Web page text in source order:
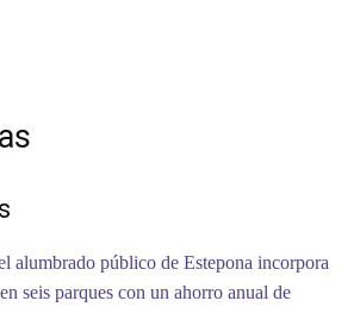
alumbrado público de Estepona incorpora
seis parques con un ahorro anual de